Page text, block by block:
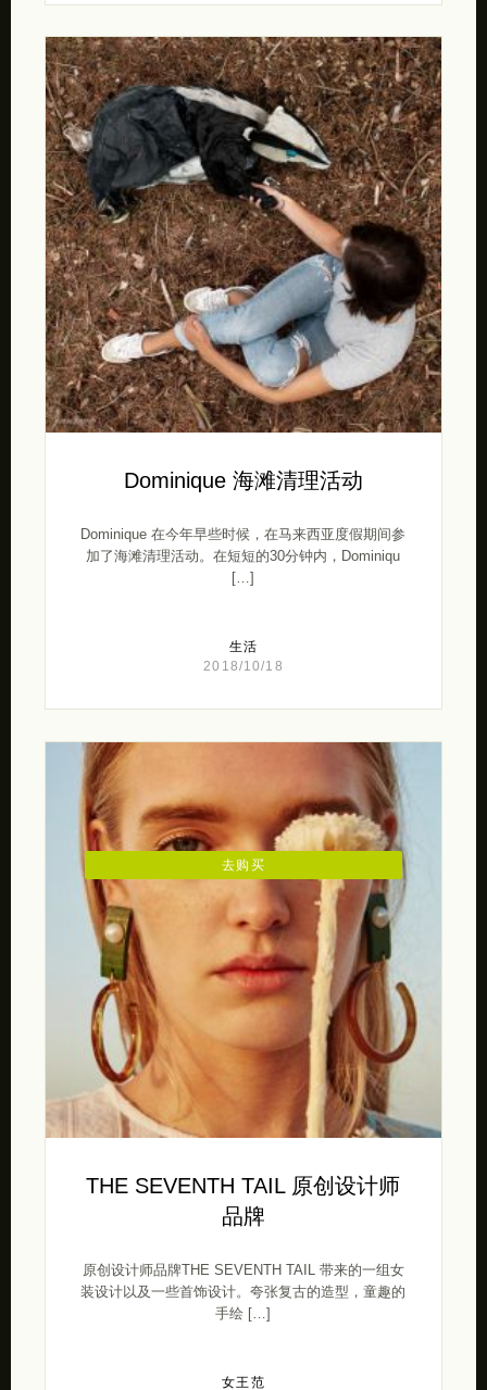
Dominique 海滩清理活动
Dominique 在今年早些时候，在马来西亚度假期间参
加了海滩清理活动。在短短的30分钟内，Dominiqu
[…]
生活
2018/10/18
去购买
THE SEVENTH TAIL 原创设计师
品牌
原创设计师品牌THE SEVENTH TAIL 带来的一组女
装设计以及一些首饰设计。夸张复古的造型，童趣的
手绘 […]
女王范